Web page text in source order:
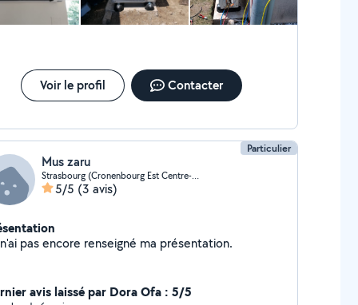
des travaux électriques, tels que le
de prises, d'ampoules et le contrôle des
Voir le profil Contacter
Particulier
Mus zaru
Strasbourg (Cronenbourg Est Centre-Ouest)
5/5 (3 avis)
Je n'ai pas encore renseigné ma présentation.
avis laissé par Dora Ofa : 5/5